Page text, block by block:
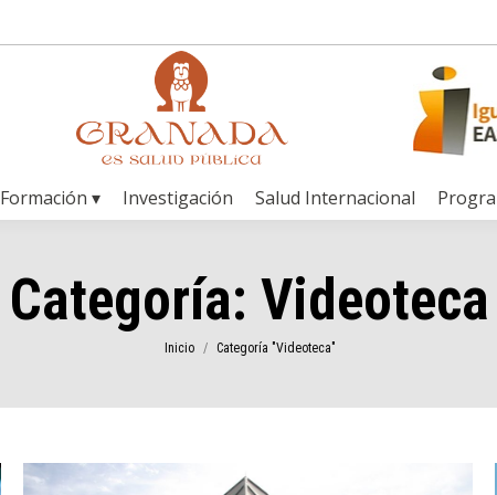
Formación ▾ Investigación Salud Internacional
Categoría: Videoteca
Estás aquí:
Inicio Categoría "Videoteca"